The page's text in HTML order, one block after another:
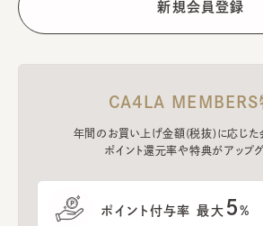
CA4LA MEMBERS
年間のお買い上げ金額(税抜)に応じた
ポイント還元率や特典がアップグ
ポイント付与率 最大 5%